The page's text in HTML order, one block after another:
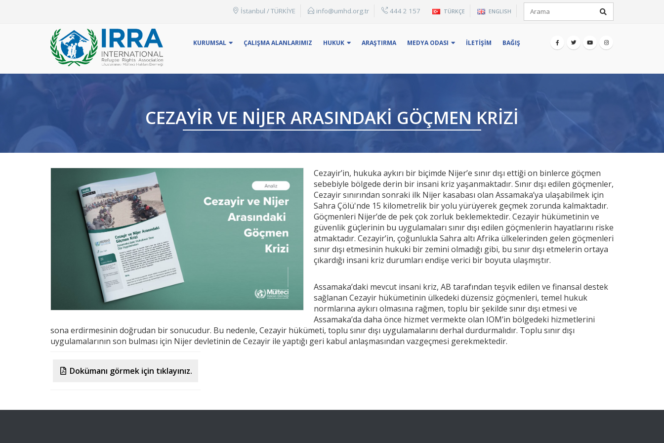
İstanbul / TÜRKİYE info@umhd.org.tr 444 2 157 TÜRKÇE ENGLISH
KURUMSAL ÇALIŞMA ALANLARIMIZ HUKUK ARAŞTIRMA MEDYA ODASI İLETIŞIM BAĞIŞ
CEZAYIR VE NIJER ARASINDAKI GÖÇMEN KRIZI
Cezayir’in, hukuka aykırı bir biçimde Nijer’e sınır dışı ettiği on binlerce göçmen
sebebiyle bölgede derin bir insani kriz yaşanmaktadır. Sınır dışı edilen göçmenler,
Cezayir sınırından sonraki ilk Nijer kasabası olan Assamaka’ya ulaşabilmek için
Sahra Çölü'nde 15 kilometrelik bir yolu yürüyerek geçmek zorunda kalmaktadır.
Göçmenleri Nijer’de de pek çok zorluk beklemektedir. Cezayir hükümetinin ve
güvenlik güçlerinin bu uygulamaları sınır dışı edilen göçmenlerin hayatlarını riske
atmaktadır. Cezayir’in, çoğunlukla Sahra altı Afrika ülkelerinden gelen göçmenleri
sınır dışı etmesinin hukuki bir zemini olmadığı gibi, bu sınır dışı etmelerin ortaya
çıkardığı insani kriz durumları endişe verici bir boyuta ulaşmıştır.
Assamaka’daki mevcut insani kriz, AB tarafından teşvik edilen ve finansal destek
sağlanan Cezayir hükümetinin ülkedeki düzensiz göçmenleri, temel hukuk
normlarına aykırı olmasına rağmen, toplu bir şekilde sınır dışı etmesi ve
Assamaka’da daha önce hizmet vermekte olan IOM’in bölgedeki hizmetlerini
sona erdirmesinin doğrudan bir sonucudur. Bu nedenle, Cezayir hükümeti, toplu sınır dışı uygulamalarını derhal durdurmalıdır. Toplu sınır dışı
uygulamalarının son bulması için Nijer devletinin de Cezayir ile yaptığı geri kabul anlaşmasından vazgeçmesi gerekmektedir.
Dokümanı görmek için tıklayınız.